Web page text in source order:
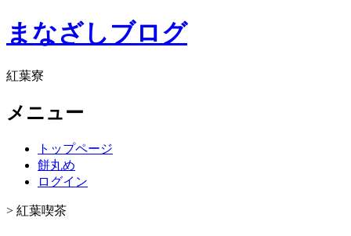
まなざしブログ
紅葉寮
メニュー
トップページ
餅丸め
ログイン
> 紅葉喫茶